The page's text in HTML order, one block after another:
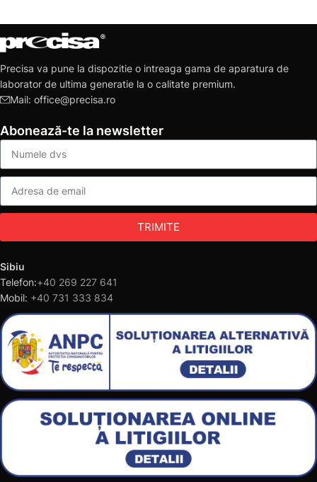
Precisa va pune la dispozitie o intreaga gama de aparatura de
laborator de ultima generatie la o calitate premium.
Mail: office@precisa.ro
Abonează-te la newsletter
TRIMITE
Sibiu
Telefon:+40 269 227 641
Mobil: +40 731 333 834